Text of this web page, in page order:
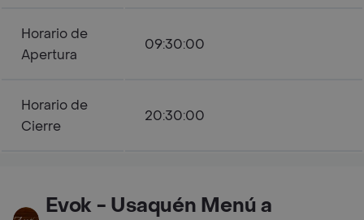
Horario de
Apertura
09:30:00
Horario de
Cierre
20:30:00
Evok - Usaquén Menú a